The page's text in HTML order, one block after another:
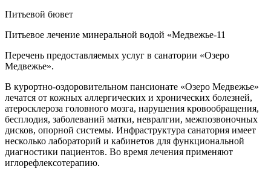
Питьевой бювет
Питьевое лечение минеральной водой «Медвежье-11
Перечень предоставляемых услуг в санатории «Озеро
Медвежье».
В курортно-оздоровительном пансионате «Озеро Медвежье»
лечатся от кожных аллергических и хронических болезней,
атеросклероза головного мозга, нарушения кровообращения,
бесплодия, заболеваний матки, невралгии, межпозвоночных
дисков, опорной системы. Инфраструктура санатория имеет
несколько лабораторий и кабинетов для функциональной
диагностики пациентов. Во время лечения применяют
иглорефлексотерапию.